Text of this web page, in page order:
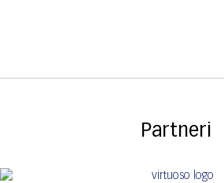
Partneri